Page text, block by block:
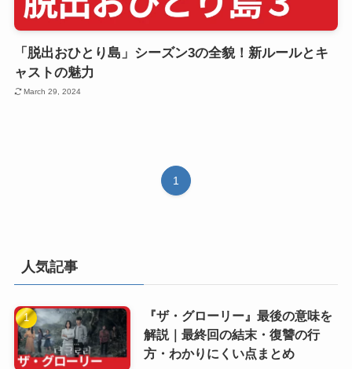
「脱出おひとり島」シーズン3の全貌！新ルールとキ
ャストの魅力
March 29, 2024
1
人気記事
『ザ・グローリー』最後の意味を
解説｜最終回の結末・復讐の行
方・わかりにくい点まとめ